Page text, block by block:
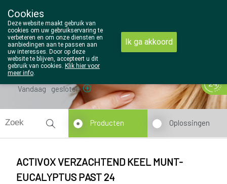
014/810298
Vandaag gesloten
Producten Oplossingen
ACTIVOX VERZACHTEND KEEL MUNT-
EUCALYPTUS PAST 24
Cookies
Deze website maakt gebruik van
cookies om uw gebruikservaring te
verbeteren en om onze diensten en
aanbiedingen aan te passen aan
uw interesses. Door op deze
website te blijven, accepteert u dit
gebruik van cookies. Klik hier voor
meer info.
Ik ga akkoord